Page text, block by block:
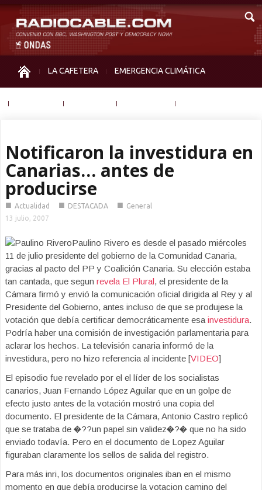
LA CAFETERA EMERGENCIA CLIMÁTICA
Notificaron la investidura en
Canarias… antes de
producirse
■ Actualidad ■ DESTACADA ■ General
13 julio, 2007
Paulino Rivero es desde el pasado miércoles
11 de julio presidente del gobierno de la Comunidad Canaria,
gracias al pacto del PP y Coalición Canaria. Su elección estaba
tan cantada, que segun revela El Plural, el presidente de la
Cámara firmó y envió la comunicación oficial dirigida al Rey y al
Presidente del Gobierno, antes incluso de que se produjese la
votación que debía certificar democráticamente esa investidura.
Podría haber una comisión de investigación parlamentaria para
aclarar los hechos. La televisión canaria informó de la
investidura, pero no hizo referencia al incidente [VIDEO]
El episodio fue revelado por el el líder de los socialistas
canarios, Juan Fernando López Aguilar que en un golpe de
efecto justo antes de la votación mostró una copia del
documento. El presidente de la Cámara, Antonio Castro replicó
que se trataba de �??un papel sin validez�?� que no ha sido
enviado todavía. Pero en el documento de Lopez Aguilar
figuraban claramente los sellos de salida del registro.
Para más inri, los documentos originales iban en el mismo
momento en que debía producirse la votacion camino del